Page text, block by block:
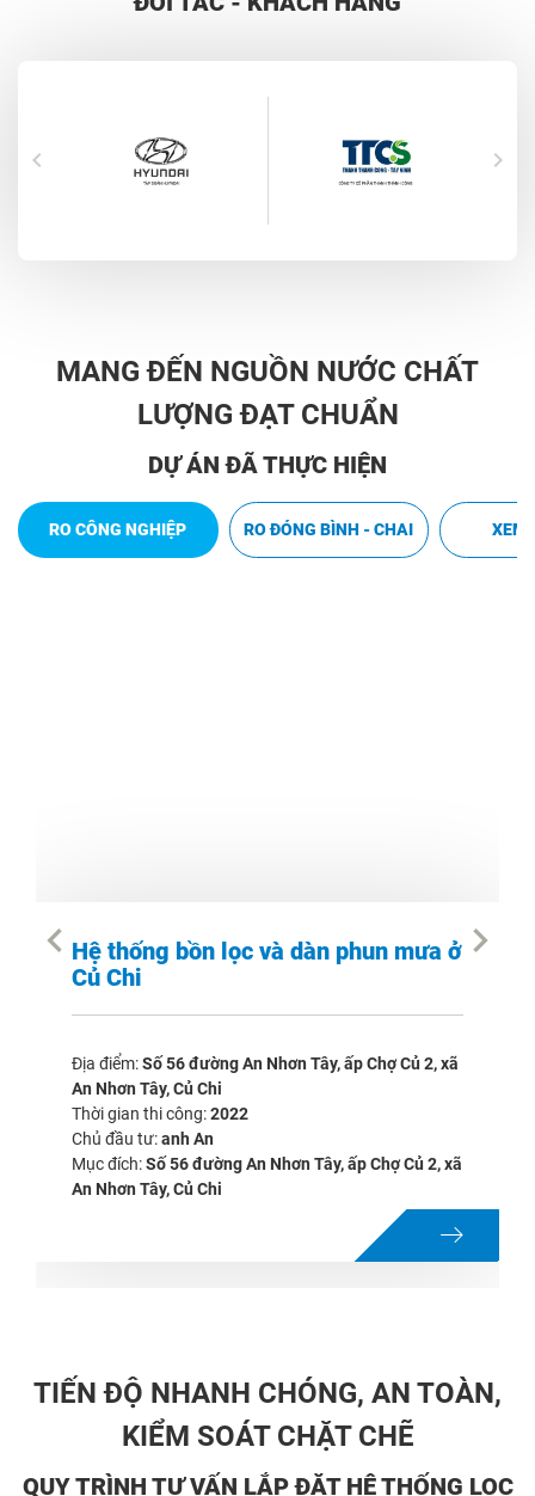
MANG ĐẾN NGUỒN NƯỚC CHẤT
LƯỢNG ĐẠT CHUẨN
DỰ ÁN ĐÃ THỰC HIỆN
RO CÔNG NGHIỆP RO ĐÓNG BÌNH - CHAI XEM
Hệ thống bồn lọc và dàn phun mưa ở
Củ Chi
Địa điểm:Số 56 đường An Nhơn Tây, ấp Chợ Củ 2, xã
An Nhơn Tây, Củ Chi
Thời gian thi công:2022
Chủ đầu tư:anh An
Mục đích:Số 56 đường An Nhơn Tây, ấp Chợ Củ 2, xã
An Nhơn Tây, Củ Chi
TIẾN ĐỘ NHANH CHÓNG, AN TOÀN,
KIỂM SOÁT CHẶT CHẼ
QUY TRÌNH TƯ VẤN LẮP ĐẶT HỆ THỐNG LỌC